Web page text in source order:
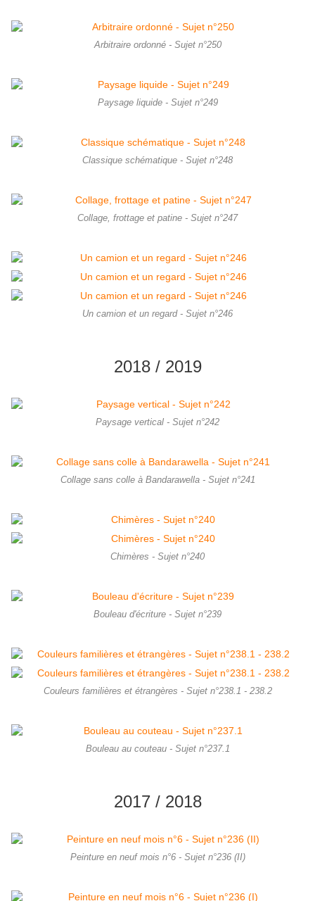
Arbitraire ordonné - Sujet n°250
Paysage liquide - Sujet n°249
Classique schématique - Sujet n°248
Collage, frottage et patine - Sujet n°247
Un camion et un regard - Sujet n°246
2018 / 2019
Paysage vertical - Sujet n°242
Collage sans colle à Bandarawella - Sujet n°241
Chimères - Sujet n°240
Bouleau d'écriture - Sujet n°239
Couleurs familières et étrangères - Sujet n°238.1 - 238.2
Bouleau au couteau - Sujet n°237.1
2017 / 2018
Peinture en neuf mois n°6 - Sujet n°236 (II)